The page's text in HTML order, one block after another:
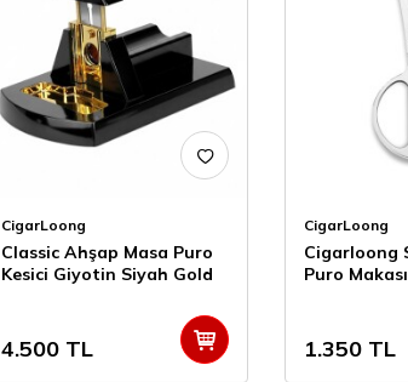
CigarLoong
Classic Ahşap Masa Puro
Kesici Giyotin Siyah Gold
4.500 TL
CigarLoong
Cigarloong
Puro
1.350 TL